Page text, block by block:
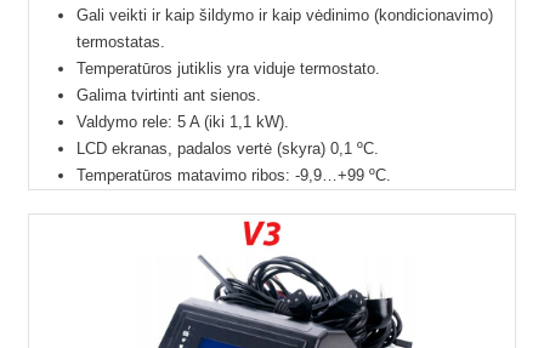
Gali veikti ir kaip šildymo ir kaip vėdinimo (kondicionavimo)
termostatas.
Temperatūros jutiklis yra viduje termostato.
Galima tvirtinti ant sienos.
Valdymo rele: 5 A (iki 1,1 kW).
LCD ekranas, padalos vertė (skyra) 0,1 ºC.
Temperatūros matavimo ribos: -9,9…+99 ºC.
Temperatūros keitimas nustatant norimą temperatūrą kas 0,2
Temperatūros matavimo tikslumas: 0,1 ºC.
Histerezė: 0,2 / 0,5 / 1 / 2 / 5 ºC (pasirenkama
nustatymuose).